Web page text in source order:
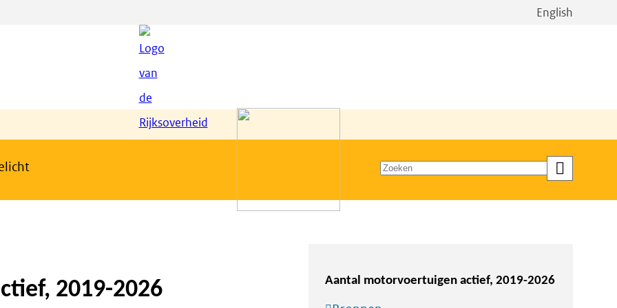
Bekijk
English
Zoeken
op
2019-2026 Aantal motorvoertuigen actief, 2019-2026